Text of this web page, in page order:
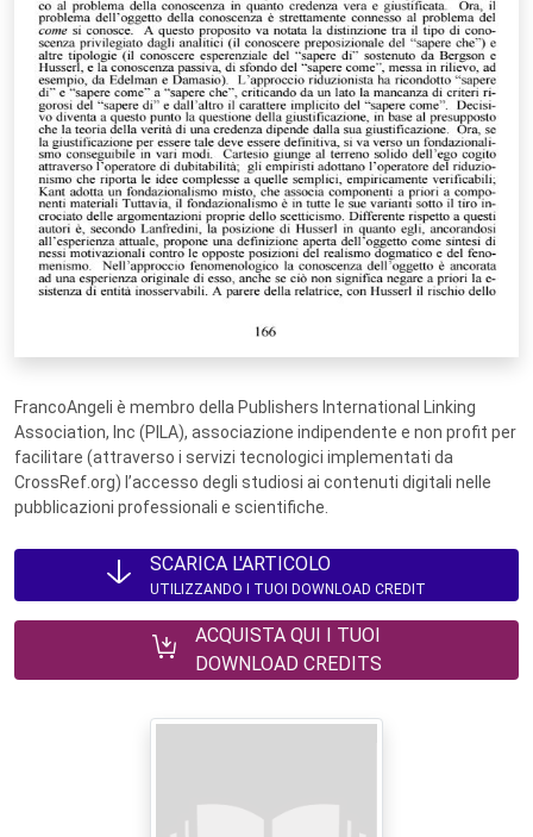
FrancoAngeli è membro della Publishers International Linking
Association, Inc (PILA), associazione indipendente e non profit per
facilitare (attraverso i servizi tecnologici implementati da
CrossRef.org) l’accesso degli studiosi ai contenuti digitali nelle
pubblicazioni professionali e scientifiche.
SCARICA L'ARTICOLO
UTILIZZANDO I TUOI DOWNLOAD CREDIT
ACQUISTA QUI I TUOI
DOWNLOAD CREDITS